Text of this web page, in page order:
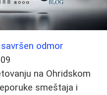
odmor
na Ohridskom
smeštaja i